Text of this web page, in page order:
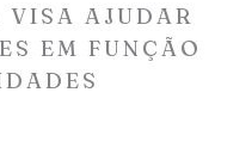
VISA AJUDAR
EM FUNÇÃO